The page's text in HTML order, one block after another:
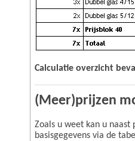
Calculatie overzicht
(Meer)prijzen
Zoals u weet kan u
basisgegevens via de